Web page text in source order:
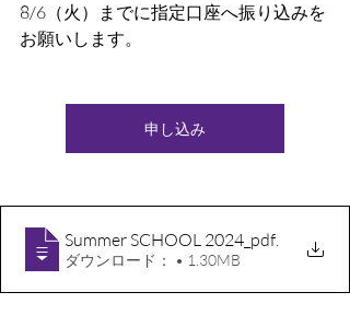
8/6（火）までに指定口座へ振り込みを
お願いします。
申し込み
Summer SCHOOL 2024_pdf.
ダウンロード： • 1.30MB